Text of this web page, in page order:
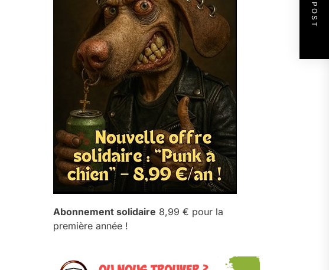
Abonnement solidaire 8,99 € pour la
première année !